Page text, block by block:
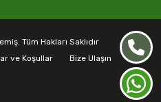
Tüm Hakları Saklıdır
ve Koşullar Bize Ulaşın